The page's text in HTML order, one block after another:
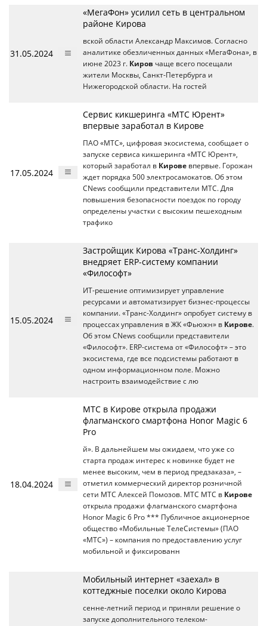
31.05.2024
«МегаФон» усилил сеть в центральном
районе Кирова
вской области Александр Максимов. Согласно
аналитике обезличенных данных «МегаФона», в
июне 2023 г. Киров чаще всего посещали
жители Москвы, Санкт-Петербурга и
Нижегородской области. На гостей
17.05.2024
Сервис кикшеринга «МТС Юрент»
впервые заработал в Кирове
ПАО «МТС», цифровая экосистема, сообщает о
запуске сервиса кикшеринга «МТС Юрент»,
который заработал в Кирове впервые. Горожан
ждет порядка 500 электросамокатов. Об этом
CNews сообщили представители МТС. Для
повышения безопасности поездок по городу
определены участки с высоким пешеходным
трафико
15.05.2024
Застройщик Кирова «Транс-Холдинг»
внедряет ERP-систему компании
«Философт»
ИТ-решение оптимизирует управление
ресурсами и автоматизирует бизнес-процессы
компании. «Транс-Холдинг» опробует систему в
процессах управления в ЖК «Фьюжн» в Кирове.
Об этом CNews сообщили представители
«Философт». ERP-cистема от «Философт» – это
экосистема, где все подсистемы работают в
одном информационном поле. Можно
настроить взаимодействие с лю
18.04.2024
МТС в Кирове открыла продажи
флагманского смартфона Honor Magic 6
Pro
й». В дальнейшем мы ожидаем, что уже со
старта продаж интерес к новинке будет не
менее высоким, чем в период предзаказа», –
отметил коммерческий директор розничной
сети МТС Алексей Помозов. МТС МТС в Кирове
открыла продажи флагманского смартфона
Honor Magic 6 Pro *** Публичное акционерное
общество «Мобильные ТелеСистемы» (ПАО
«МТС») – компания по предоставлению услуг
мобильной и фиксированн
Мобильный интернет «заехал» в
коттеджные поселки около Кирова
сенне-летний период и приняли решение о
запуске дополнительного телеком-